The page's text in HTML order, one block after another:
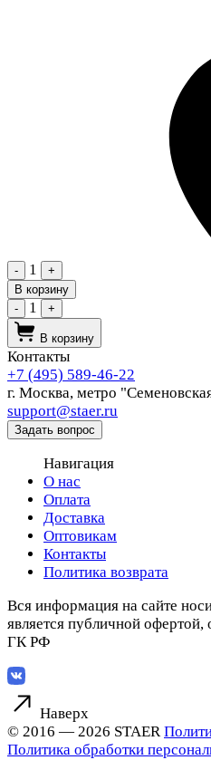
- 1
+
В корзину
-
1 +
В корзину
Контакты
+7 (495) 589-46-22
г. Москва, метро
support@staer.ru
Задать вопрос
Навигация
О нас
Оплата
Доставка
Оптовикам
Контакты
Политика возврата
Вся информация на сайте
является публичной офертой,
ГК РФ
Наверх
© 2016 — 2026 STAER
Политика обработки